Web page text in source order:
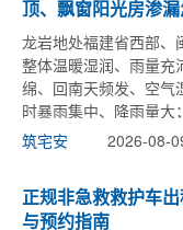
顶、飘窗阳光房渗
龙岩地处福建省西部、
整体温暖湿润、雨量充
绵、回南天频发、空气
时暴雨集中、降雨量大
季湿冷绵长、无严寒霜
筑宅安 2026-08-
正规非急救救护车
与预约指南